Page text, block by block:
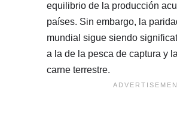
equilibrio de la producción
países. Sin embargo, la
mundial sigue siendo
a la de la pesca de captura y
carne terrestre.